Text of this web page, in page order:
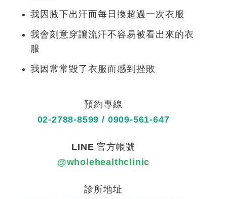
我因腋下出汗而每日換超過一次衣服
我會刻意穿讓流汗不容易被看出來的衣
服
我因常常毀了衣服而感到挫敗
預約專線
02-2788-8599 / 0909-561-647
LINE官方帳號
@wholehealthclinic
診所地址